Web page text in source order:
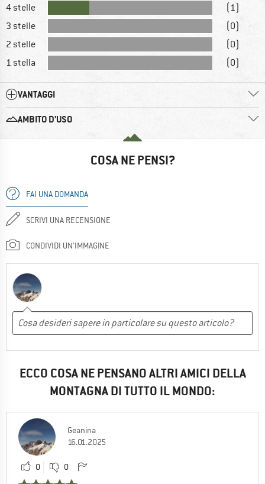
4 stelle
(1)
3 stelle
(0)
2 stelle
(0)
1 stella
(0)
VANTAGGI
AMBITO D’USO
COSA NE PENSI?
FAI UNA DOMANDA
SCRIVI UNA RECENSIONE
CONDIVIDI UN'IMMAGINE
ECCO COSA NE PENSANO ALTRI AMICI DELLA
MONTAGNA DI TUTTO IL MONDO:
Geanina
16.01.2025
0 0